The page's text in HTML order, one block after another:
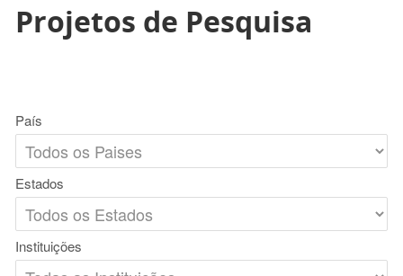
Projetos de Pesquisa
País
Estados
Instituições